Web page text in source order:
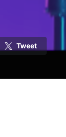
Tweet